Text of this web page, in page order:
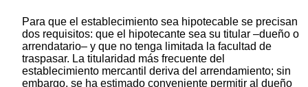
Para que el establecimiento sea hipotecable se precisan
dos requisitos: que el hipotecante sea su titular –dueño o
arrendatario– y que no tenga limitada la facultad de
traspasar. La titularidad más frecuente del
establecimiento mercantil deriva del arrendamiento; sin
embargo, se ha estimado conveniente permitir al dueño